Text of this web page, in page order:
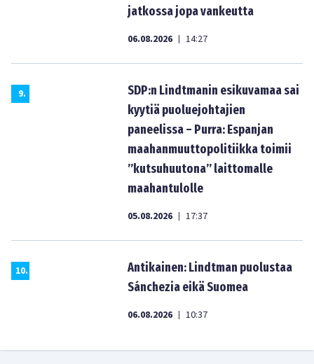
jatkossa jopa vankeutta
06.08.2026 | 14:27
9.
SDP:n Lindtmanin esikuvamaa sai
kyytiä puoluejohtajien
paneelissa – Purra: Espanjan
maahanmuuttopolitiikka toimii
”kutsuhuutona” laittomalle
maahantulolle
05.08.2026 | 17:37
10.
Antikainen: Lindtman puolustaa
Sánchezia eikä Suomea
06.08.2026 | 10:37